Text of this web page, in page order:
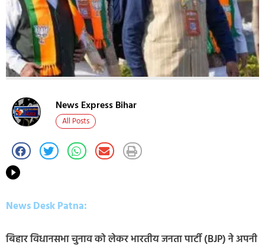
News Express Bihar
All Posts
News Desk Patna:
बिहार विधानसभा चुनाव को लेकर भारतीय जनता पार्टी (BJP) ने अपनी